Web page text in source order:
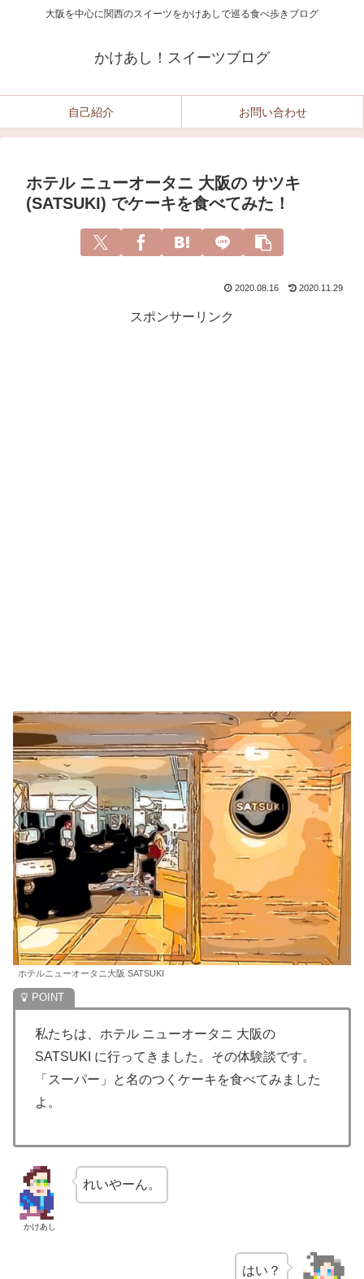
大阪を中心に関西のスイーツをかけあしで巡る食べ歩きブログ
かけあし！スイーツブログ
自己紹介 お問い合わせ
ホテル ニューオータニ 大阪の サツキ
(SATSUKI) でケーキを食べてみた！
2020.08.16 2020.11.29
スポンサーリンク
ホテルニューオータニ大阪 SATSUKI
私たちは、ホテル ニューオータニ 大阪の
SATSUKI に行ってきました。その体験談です。
「スーパー」と名のつくケーキを食べてみました
よ。
かけあし
れいやーん。
はい？